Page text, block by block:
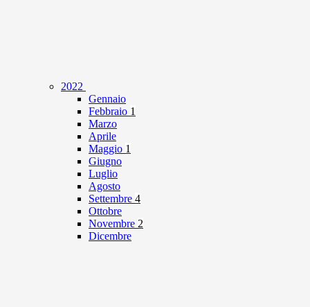
2022
Gennaio
Febbraio 1
Marzo
Aprile
Maggio 1
Giugno
Luglio
Agosto
Settembre 4
Ottobre
Novembre 2
Dicembre